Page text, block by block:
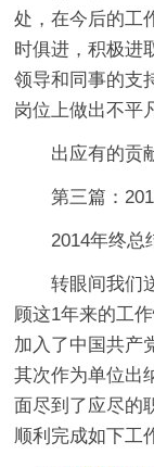
处，在今后的工
时俱进，积极进
领导和同事的支
岗位上做出不平
出应有的贡
第三篇：
2014年终总
转眼间我们
顾这1年来的工
加入了中国共产
其次作为单位出
面尽到了应尽的
顺利完成如下工